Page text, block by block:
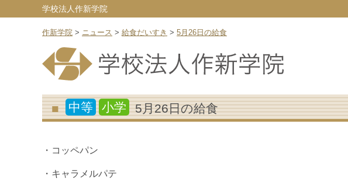
学校法人作新学院
作新学院 > ニュース > 給食だいすき > 5月26日の給食
中等 小学 5月26日の給食
・コッペパン
・キャラメルパテ